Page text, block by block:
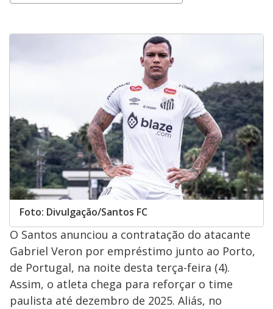
Foto: Divulgação/Santos FC
O Santos anunciou a contratação do atacante
Gabriel Veron por empréstimo junto ao Porto,
de Portugal, na noite desta terça-feira (4).
Assim, o atleta chega para reforçar o time
paulista até dezembro de 2025. Aliás, no